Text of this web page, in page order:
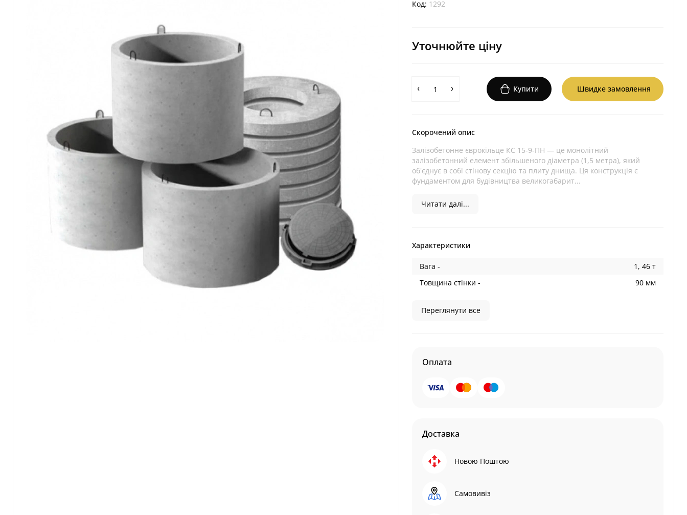
Код: 1292
Уточнюйте ціну
Купити Швидке замовлення
Скорочений опис
Залізобетонне єврокільце КС 15-9-ПН — це монолітний
залізобетонний елемент збільшеного діаметра (1,5 метра), який
об'єднує в собі стінову секцію та плиту днища. Ця конструкція є
фундаментом для будівництва великогабарит...
Читати далі...
Характеристики
Вага -
1, 46 т
Товщина стінки -
90 мм
Переглянути все
Оплата
Доставка
Новою Поштою
Самовивіз